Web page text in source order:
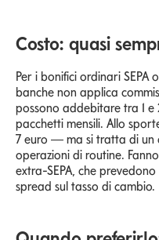
Costo: quasi
Per i bonifici ordinari
banche non applica
possono addebitare tra 1 e
pacchetti mensili. Allo
7 euro — ma si tratta di un
operazioni di routine.
extra-SEPA, che
spread sul tasso di cambio.